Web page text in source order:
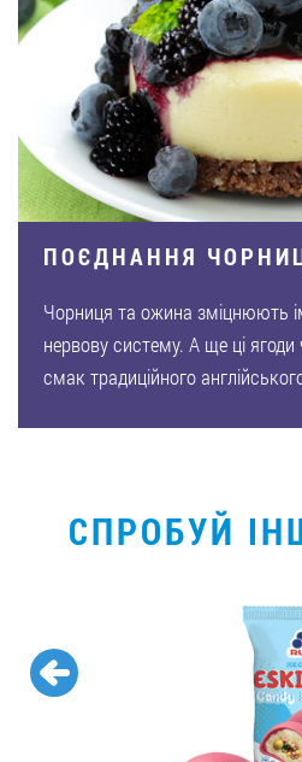
ПОЄДНАННЯ
Чорниця та ожина зміцнюють
нервову систему. А ще ці
смак традиційного
СПРОБУЙ